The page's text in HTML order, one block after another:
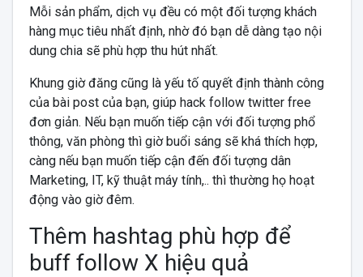
Mỗi sản phẩm, dịch vụ đều có một đối tượng khách
hàng mục tiêu nhất định, nhờ đó bạn dễ dàng tạo nội
dung chia sẽ phù hợp thu hút nhất.
Khung giờ đăng cũng là yếu tố quyết định thành công
của bài post của bạn, giúp hack follow twitter free
đơn giản. Nếu bạn muốn tiếp cận với đối tượng phổ
thông, văn phòng thì giờ buổi sáng sẽ khá thích hợp,
càng nếu bạn muốn tiếp cận đến đối tượng dân
Marketing, IT, kỹ thuật máy tính,.. thì thường họ hoạt
động vào giờ đêm.
Thêm hashtag phù hợp để
buff follow X hiệu quả